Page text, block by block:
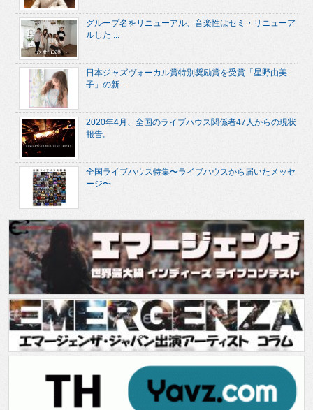
グループ名をリニューアル、音楽性はセミ・リニューア
ルした ...
日本ジャズヴォーカル賞特別奨励賞を受賞「星野由美
子」の新...
2020年4月、全国のライブハウス関係者47人からの現状
報告。
全国ライブハウス特集〜ライブハウスから届いたメッセ
ージ〜